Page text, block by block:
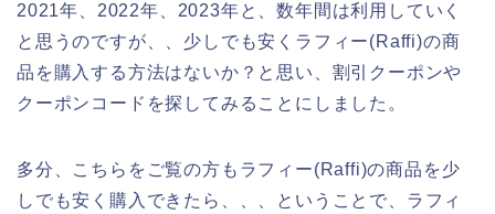
2021年、2022年、2023年と、数年間は利用していく
と思うのですが、、少しでも安くラフィー(Raffi)の商
品を購入する方法はないか？と思い、割引クーポンや
クーポンコードを探してみることにしました。
多分、こちらをご覧の方もラフィー(Raffi)の商品を少
しでも安く購入できたら、、、ということで、ラフィ